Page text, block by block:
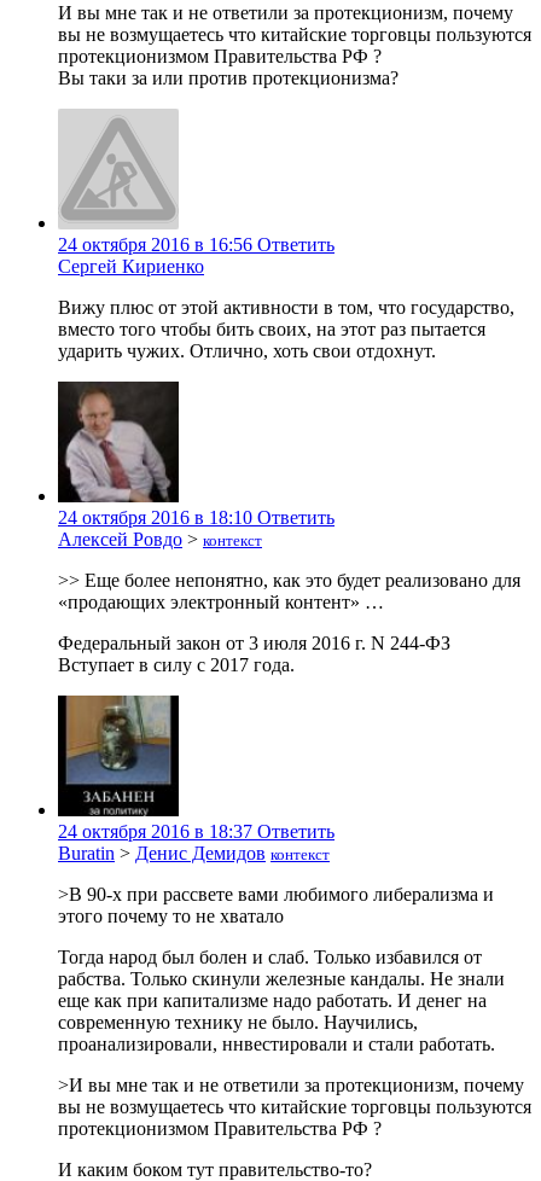
И вы мне так и не ответили за протекционизм, почему
вы не возмущаетесь что китайские торговцы пользуются
протекционизмом Правительства РФ ?
Вы таки за или против протекционизма?
24 октября 2016 в 16:56 Ответить
Сергей Кириенко
Вижу плюс от этой активности в том, что государство,
вместо того чтобы бить своих, на этот раз пытается
ударить чужих. Отлично, хоть свои отдохнут.
24 октября 2016 в 18:10 Ответить
Алексей Ровдо > контекст
>> Еще более непонятно, как это будет реализовано для
«продающих электронный контент» …
Федеральный закон от 3 июля 2016 г. N 244-ФЗ
Вступает в силу с 2017 года.
24 октября 2016 в 18:37 Ответить
Buratin > Денис Демидов контекст
>В 90-х при рассвете вами любимого либерализма и
этого почему то не хватало
Тогда народ был болен и слаб. Только избавился от
рабства. Только скинули железные кандалы. Не знали
еще как при капитализме надо работать. И денег на
современную технику не было. Научились,
проанализировали, ннвестировали и стали работать.
>И вы мне так и не ответили за протекционизм, почему
вы не возмущаетесь что китайские торговцы пользуются
протекционизмом Правительства РФ ?
И каким боком тут правительство-то?